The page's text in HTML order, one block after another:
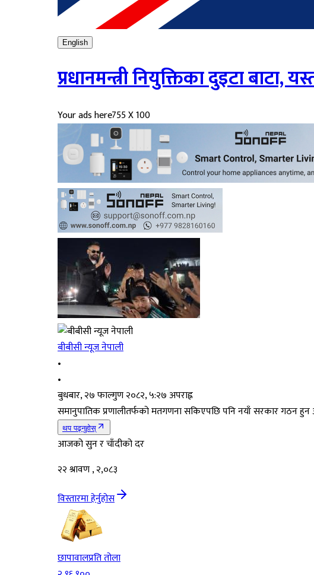
English
प्रधानमन्त्री नियुक्तिका दुइटा
Your ads here755 X 100
बीबीसी न्यूज नेपाली
•
•
बुधबार, २७ फाल्गुण २०८२, ५:२७ अपराह्न
समानुपातिक प्रणालीतर्फको मतगणना सकिएपछि पनि नयाँ सरकार गठन
थप पढ्नुहोस्
आजको सुन र चाँदीको दर
२२ श्रावण , २,०८३
विस्तारमा हेर्नुहोस
छापावालप्रति तोला